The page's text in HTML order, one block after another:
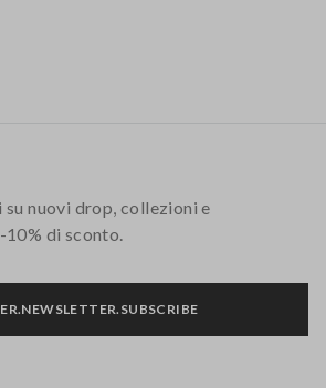
nuovi drop, collezioni e
di sconto.